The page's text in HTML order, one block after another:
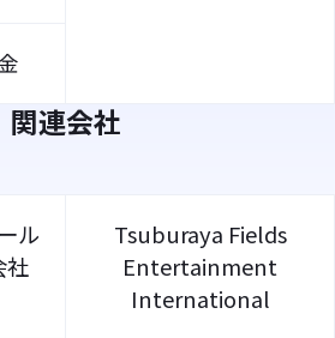
関連会社
ル
社
Tsuburaya Fields
Entertainment
International